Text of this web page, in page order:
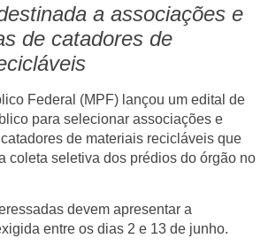
a associações e
de catadores de
Federal (MPF) lançou um edital de
para selecionar associações e
de materiais recicláveis que
coleta seletiva dos prédios do órgão no
devem apresentar a
entre os dias 2 e 13 de junho.